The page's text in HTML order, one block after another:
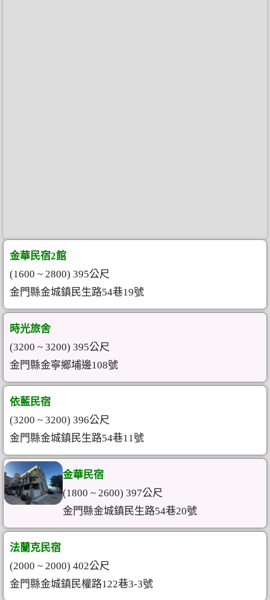
金華民宿2館
(1600 ~ 2800) 395公尺
金門縣金城鎮民生路54巷19號
時光旅舍
(3200 ~ 3200) 395公尺
金門縣金寧鄉埔邊108號
依藍民宿
(3200 ~ 3200) 396公尺
金門縣金城鎮民生路54巷11號
金華民宿
(1800 ~ 2600) 397公尺
金門縣金城鎮民生路54巷20號
法蘭克民宿
(2000 ~ 2000) 402公尺
金門縣金城鎮民權路122巷3-3號